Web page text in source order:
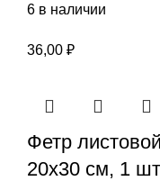
6 в наличии
36,00 ₽
Фетр
20х30 см, 1